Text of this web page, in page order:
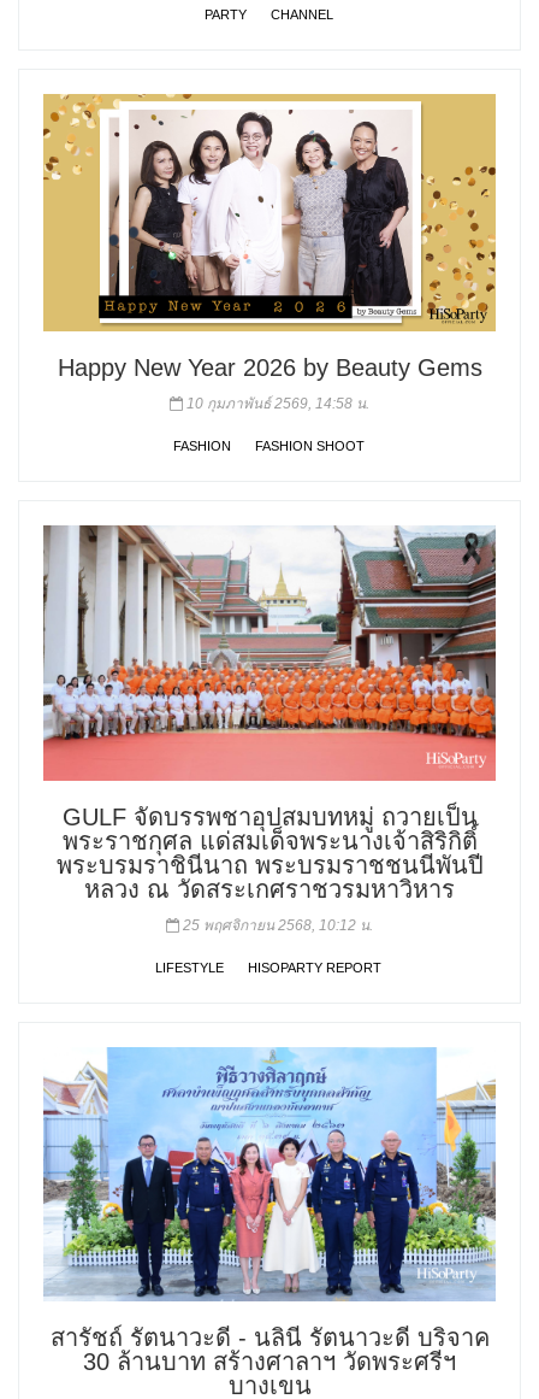
PARTY CHANNEL
Happy New Year 2026 by Beauty Gems
10 กุมภาพันธ์ 2569, 14:58 น.
FASHION FASHION SHOOT
GULF จัดบรรพชาอุปสมบทหมู่ ถวายเป็น
พระราชกุศล แด่สมเด็จพระนางเจ้าสิริกิติ์
พระบรมราชินีนาถ พระบรมราชชนนีพันปี
หลวง ณ วัดสระเกศราชวรมหาวิหาร
25 พฤศจิกายน 2568, 10:12 น.
LIFESTYLE HISOPARTY REPORT
สารัชถ์ รัตนาวะดี - นลินี รัตนาวะดี บริจาค
30 ล้านบาท สร้างศาลาฯ วัดพระศรีฯ
บางเขน